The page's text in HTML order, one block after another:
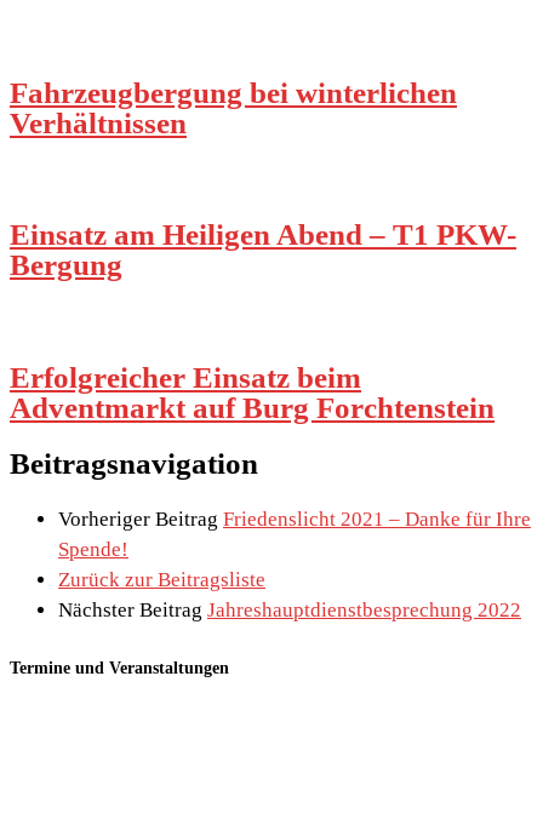
Fahrzeugbergung bei winterlichen
Verhältnissen
Einsatz am Heiligen Abend – T1 PKW-
Bergung
Erfolgreicher Einsatz beim
Adventmarkt auf Burg Forchtenstein
Beitragsnavigation
Vorheriger Beitrag Friedenslicht 2021 – Danke für Ihre
Spende!
Zurück zur Beitragsliste
Nächster Beitrag Jahreshauptdienstbesprechung 2022
Termine und Veranstaltungen